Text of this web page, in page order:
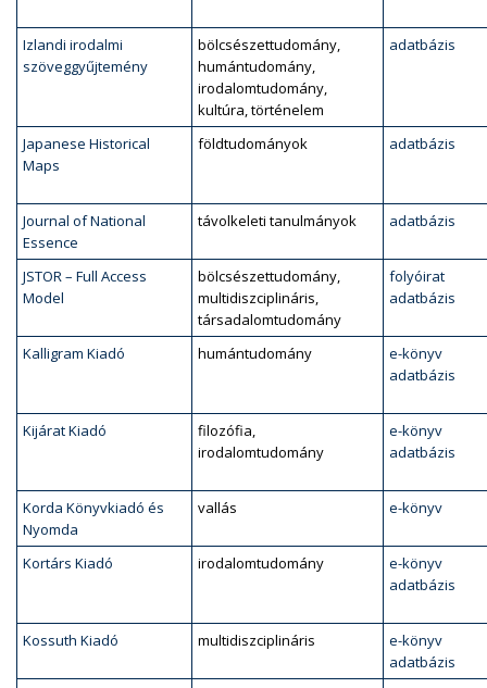
Izlandi irodalmi
szöveggyűjtemény
bölcsészettudomány,
humántudomány,
irodalomtudomány,
kultúra, történelem
adatbázis
Japanese Historical
Maps
földtudományok adatbázis
Journal of National
Essence
távolkeleti tanulmányok adatbázis
JSTOR – Full Access
Model
bölcsészettudomány,
multidiszciplináris,
társadalomtudomány
folyóirat
adatbázis
Kalligram Kiadó humántudomány
e-könyv
adatbázis
Kijárat Kiadó
filozófia,
irodalomtudomány
e-könyv
adatbázis
Korda Könyvkiadó és
Nyomda
vallás e-könyv
Kortárs Kiadó irodalomtudomány
e-könyv
adatbázis
Kossuth Kiadó multidiszciplináris
e-könyv
adatbázis